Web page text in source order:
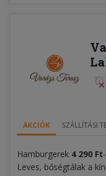
AKCIÓK SZÁLLÍTÁSI
Hamburgerek 4 290 Ft
Leves, bőségtálak a